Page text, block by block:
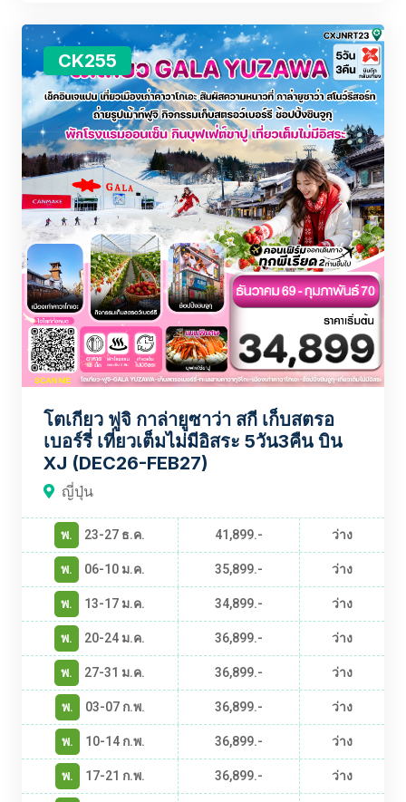
CK255
โตเกียว ฟูจิ กาล่ายูซาว่า สกี เก็บสตรอ
เบอร์รี่ เที่ยวเต็มไม่มีอิสระ 5วัน3คืน บิน
XJ (DEC26-FEB27)
ญี่ปุ่น
พ. 23-27 ธ.ค. 41,899.-
ว่าง
พ.
06-10 ม.ค. 35,899.-
ว่าง
พ.
13-17 ม.ค. 34,899.-
ว่าง
พ.
20-24 ม.ค. 36,899.-
ว่าง
พ.
27-31 ม.ค. 36,899.-
ว่าง
พ.
03-07 ก.พ. 36,899.-
ว่าง
พ.
10-14 ก.พ. 36,899.-
ว่าง
พ.
17-21 ก.พ. 36,899.-
ว่าง